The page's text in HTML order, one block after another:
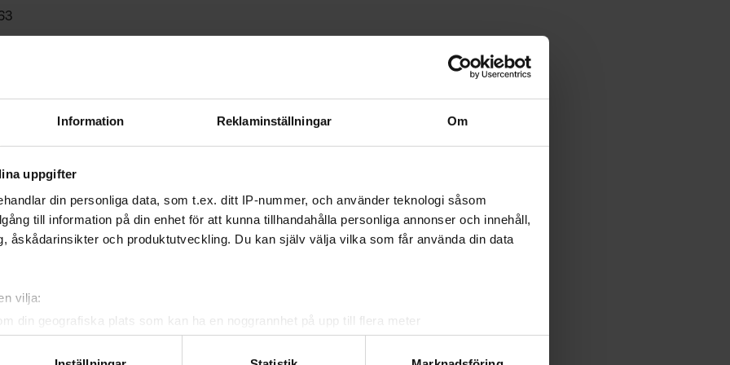
Information Reklaminställningar Om
uppgifter
din personliga data, som t.ex. ditt IP-nummer, och använder teknologi såsom
till information på din enhet för att kunna tillhandahålla personliga annonser och innehåll,
åskådarinsikter och produktutveckling. Du kan själv välja vilka som får använda din data
vilja:
din geografiska plats som kan ha en noggrannhet på upp till flera meter
att aktivt skanna den för specifika kännetecken (fingeravtryck)
118 A, 2 B, 6 pojk/juniorlandskamper